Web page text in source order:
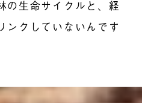
の生命サイクルと、経
ンクしていないんです